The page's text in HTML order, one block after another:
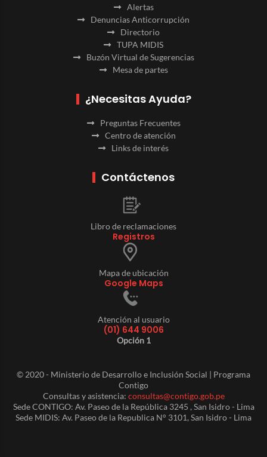
Alertas
Denuncias Anticorrupción
Directorio
TUPA MIDIS
Buzón Virtual de Sugerencias
Mesa de partes
¿Necesitas Ayuda?
Preguntas Frecuentes
Centro de atención
Links de interés
Contáctenos
Libro de reclamaciones
Registros
Mapa de ubicación
Google Maps
Atención al usuario
(01) 644 9006
Opción 1
© 2020 - Ministerio de Desarrollo e Inclusión Social | Programa
Contigo
Consultas y asistencia: consultas@contigo.gob.pe
Sede CONTIGO: Av. Paseo de la República 3245 , San Isidro - Lima
Sede MIDIS: Av. Paseo de la Republica N° 3101, San Isidro - Lima